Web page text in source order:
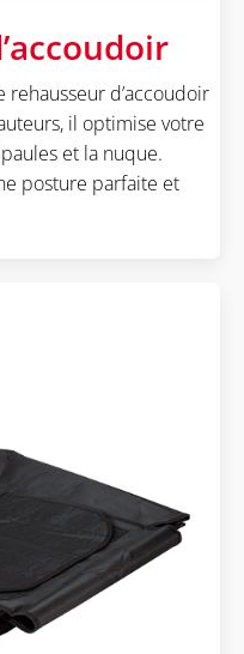
d’accoudoir
il optimise votre
et la nuque.
posture parfaite et